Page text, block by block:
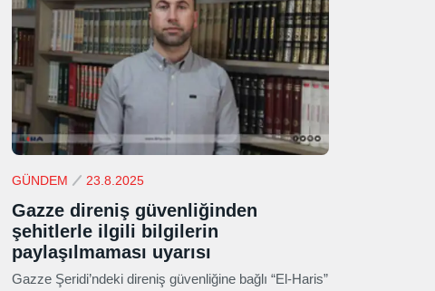
GÜNDEM 23.8.2025
Gazze direniş güvenliğinden
şehitlerle ilgili bilgilerin
paylaşılmaması uyarısı
Gazze Şeridi’ndeki direniş güvenliğine bağlı “El-Haris”